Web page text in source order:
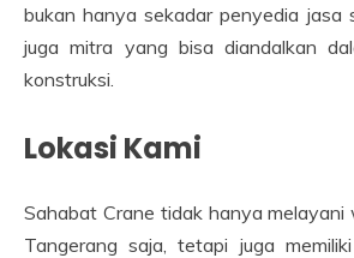
bukan hanya sekadar penyedia jasa
juga mitra yang bisa diandalkan
konstruksi.
Lokasi Kami
Sahabat Crane tidak hanya
Tangerang saja, tetapi juga